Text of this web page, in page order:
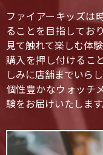
ファイアーキッズは
ることを目指してお
見て触れて楽しむ体
購入を押し付けるこ
しみに店舗までいら
個性豊かなウォッチ
験をお届けいたします